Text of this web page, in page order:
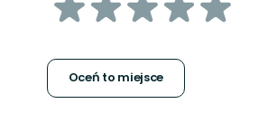
gwiazdek
Oceń to miejsce